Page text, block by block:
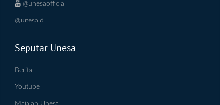
@unesaofficial
@unesaid
Seputar Unesa
Berita
Youtube
Majalah Unesa